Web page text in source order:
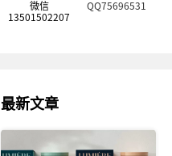
微信
13501502207
QQ75696531
最新文章